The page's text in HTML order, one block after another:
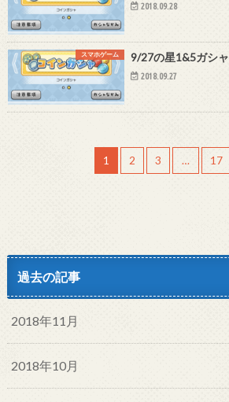
2018.09.28
スマホゲーム 9/27の星1&5ガシャ
2018.09.27
1 2 3 … 17
過去の記事
2018年11月
2018年10月